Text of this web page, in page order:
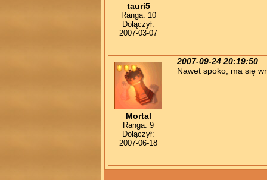
tauri5
Ranga: 10
Dołączył:
2007-03-07
Mortal
Ranga: 9
Dołączył:
2007-06-18
2007-09-24 20:19:50
Nawet spoko, ma się